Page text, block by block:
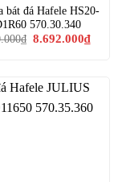
bát đá Hafele HS20-
570.30.340
₫ Giá
8.692.000₫Giá
hiện